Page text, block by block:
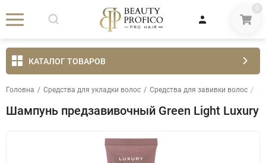
0
КАТАЛОГ ТОВАРОВ
Головна / Средства для укладки волос / Средства для завивки волос /
Шампунь предзавивочный Green Light Luxury